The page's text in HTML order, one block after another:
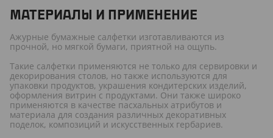
МАТЕРИАЛЫ И ПРИМЕНЕНИЕ
Ажурные бумажные салфетки изготавливаются из
прочной, но мягкой бумаги, приятной на ощупь.
Такие салфетки применяются не только для сервировки и
декорирования столов, но также используются для
упаковки продуктов, украшения кондитерских изделий,
оформления витрин с продуктами. Они также широко
применяются в качестве пасхальных атрибутов и
материала для создания различных декоративных
поделок, композиций и искусственных гербариев.